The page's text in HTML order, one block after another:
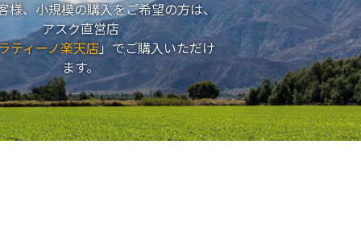
様、小規模の購入をご希望の方は、
アスク直営店
ティーノ楽天店」でご購入いただけ
ます。